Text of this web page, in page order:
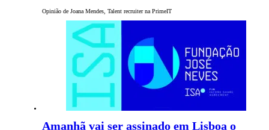
Opinião de Joana Mendes, Talent recruiter na PrimeIT
Amanhã vai ser assinado em Lisboa o